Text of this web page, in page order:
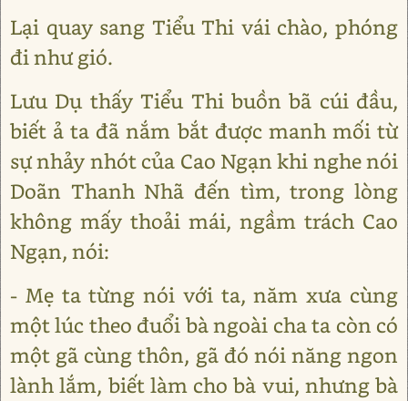
Lại quay sang Tiểu Thi vái chào, phóng
đi như gió.
Lưu Dụ thấy Tiểu Thi buồn bã cúi đầu,
biết ả ta đã nắm bắt được manh mối từ
sự nhảy nhót của Cao Ngạn khi nghe nói
Doãn Thanh Nhã đến tìm, trong lòng
không mấy thoải mái, ngầm trách Cao
Ngạn, nói:
- Mẹ ta từng nói với ta, năm xưa cùng
một lúc theo đuổi bà ngoài cha ta còn có
một gã cùng thôn, gã đó nói năng ngon
lành lắm, biết làm cho bà vui, nhưng bà